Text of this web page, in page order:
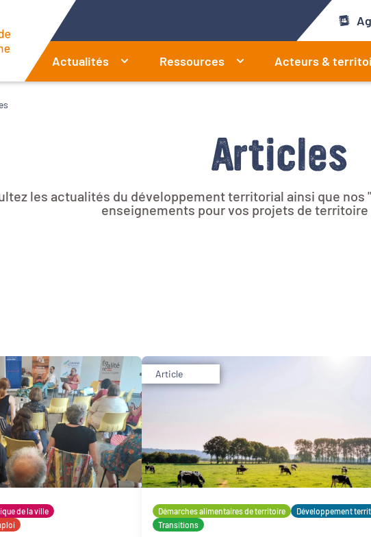
Actualités Ressources Acteurs &
Articles
les actualités du développement territorial ainsi que
enseignements pour vos projets de territoire
de territoire
Revitalisation des centres-bourgs et
villes
de la ville
Article
Démarches alimentaires de territoire
Développement
Transitions